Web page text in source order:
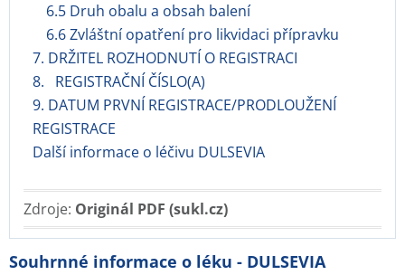
6.5 Druh obalu a obsah balení
6.6 Zvláštní opatření pro likvidaci přípravku
7. DRŽITEL ROZHODNUTÍ O REGISTRACI
8. REGISTRAČNÍ ČÍSLO(A)
9. DATUM PRVNÍ REGISTRACE/PRODLOUŽENÍ
REGISTRACE
Další informace o léčivu DULSEVIA
Zdroje: Originál PDF (sukl.cz)
Souhrnné informace o léku - DULSEVIA